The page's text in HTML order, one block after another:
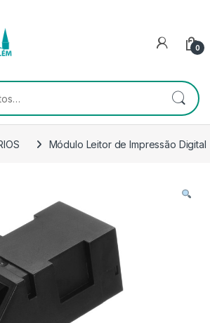
0
Módulo Leitor de Impressão Digital